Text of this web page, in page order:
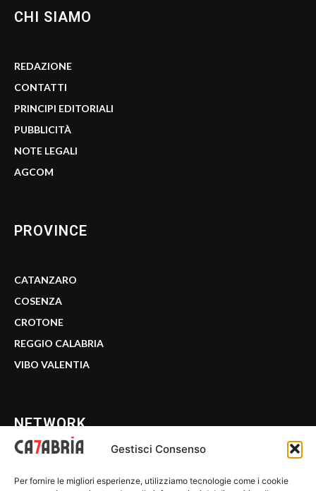
Gestisci Consenso
Per fornire le migliori esperienze, utilizziamo tecnologie come i cookie
CHI SIAMO
REDAZIONE
CONTATTI
PRINCIPI EDITORIALI
PUBBLICITÀ
NOTE LEGALI
AGCOM
PROVINCE
CATANZARO
COSENZA
CROTONE
REGGIO CALABRIA
VIBO VALENTIA
NETWORK